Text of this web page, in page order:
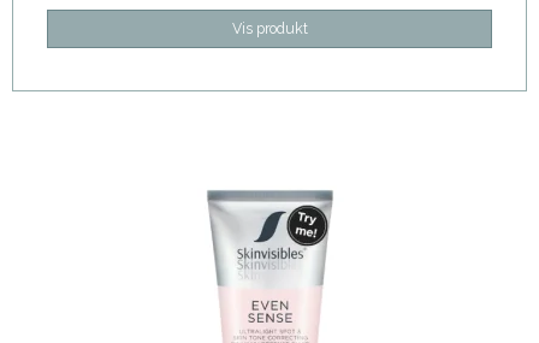
Vis produkt